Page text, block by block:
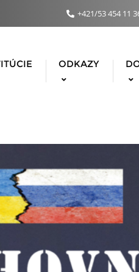
+421/53 454 11
ODKAZY